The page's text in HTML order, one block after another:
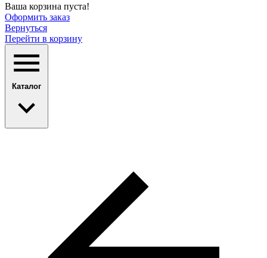
Ваша корзина пуста!
Оформить заказ
Вернуться
Перейти в корзину
Каталог